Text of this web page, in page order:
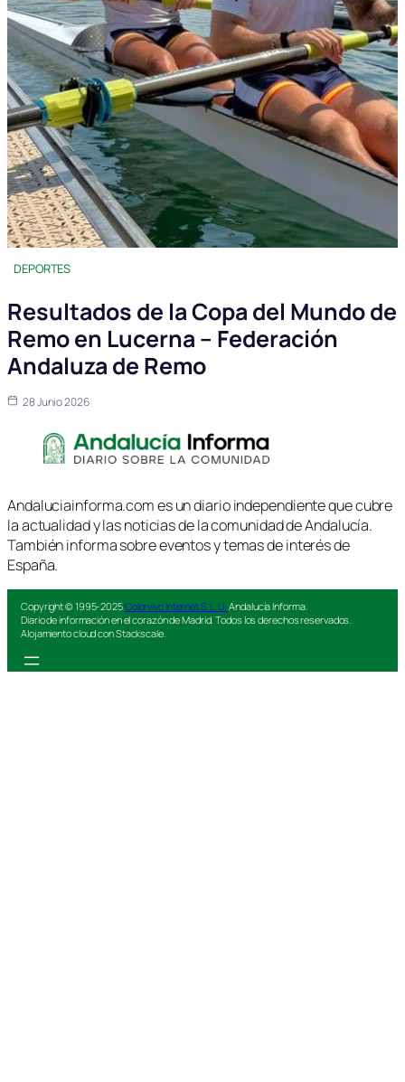
DEPORTES
Resultados de la Copa del Mundo de
Remo en Lucerna – Federación
Andaluza de Remo
28 Junio 2026
Andaluciainforma.com es un diario independiente que cubre
la actualidad y las noticias de la comunidad de Andalucía.
También informa sobre eventos y temas de interés de
España.
Copyright © 1995-2025Colorvivo Internet S.L.U. Andalucía Informa.
Diario de información en el corazón de Madrid. Todos los derechos reservados.
Alojamiento cloud con Stackscale.